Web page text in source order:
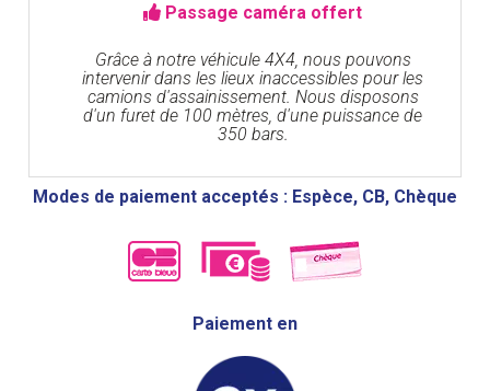
Passage caméra offert
Grâce à notre véhicule 4X4, nous pouvons
intervenir dans les lieux inaccessibles pour les
camions d'assainissement. Nous disposons
d'un furet de 100 mètres, d'une puissance de
350 bars.
Modes de paiement acceptés : Espèce, CB, Chèque
Paiement en